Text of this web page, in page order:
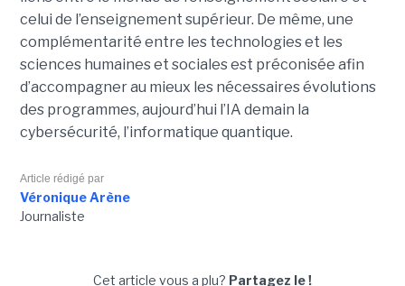
celui de l’enseignement supérieur. De même, une
complémentarité entre les technologies et les
sciences humaines et sociales est préconisée afin
d’accompagner au mieux les nécessaires évolutions
des programmes, aujourd’hui l’IA demain la
cybersécurité, l’informatique quantique.
Article rédigé par
Véronique Arène
Journaliste
Cet article vous a plu? Partagez le !